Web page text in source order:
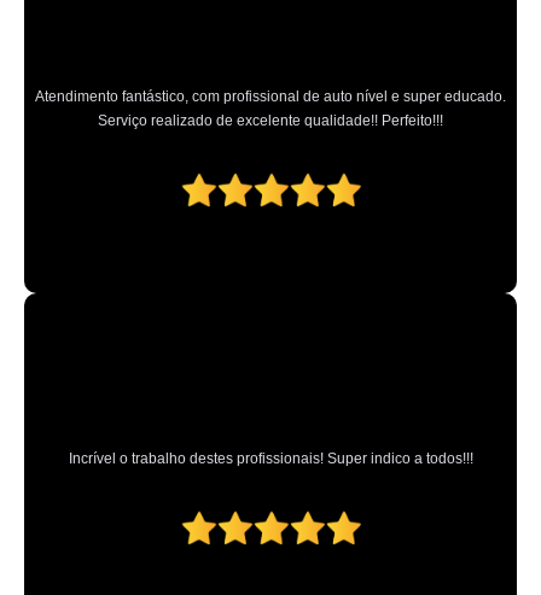
Atendimento fantástico, com profissional de auto nível e super educado.
Serviço realizado de excelente qualidade!! Perfeito!!!
Incrível o trabalho destes profissionais! Super indico a todos!!!